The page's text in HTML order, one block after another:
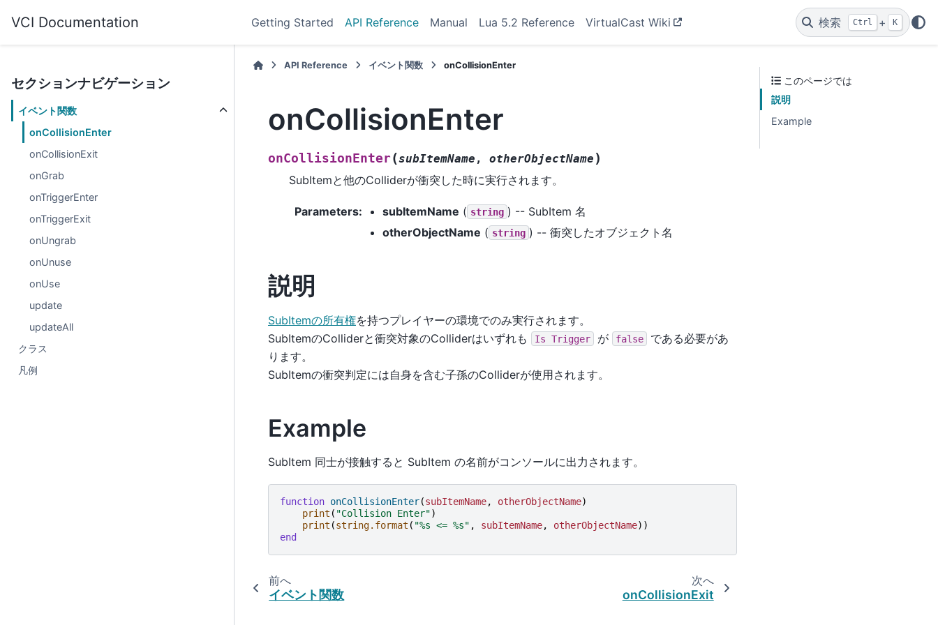
VCI Documentation Getting Started API Reference Manual Lua 5.2 Reference VirtualCast Wiki 検索 Ctrl + K
セクションナビゲーション
イベント関数
onCollisionEnter
onCollisionExit
onGrab
onTriggerEnter
onTriggerExit
onUngrab
onUnuse
onUse
update
updateAll
クラス
凡例
API Reference イベント関数 onCollisionEnter
onCollisionEnter
onCollisionEnter(subItemName , otherObjectName )
SubItemと他のColliderが衝突した時に実行されます。
Parameters: subItemName ( string ) -- SubItem 名
otherObjectName ( string ) -- 衝突したオブジェクト名
説明
SubItemの所有権を持つプレイヤーの環境でのみ実行されます。
SubItemのColliderと衝突対象のColliderはいずれも
Is Trigger が false
である必要があ
ります。
SubItemの衝突判定には自身を含む子孫のColliderが使用されます。
Example
SubItem 同士が接触すると SubItem の名前がコンソールに出力されます。
function onCollisionEnter(subItemName, otherObjectName)
print ( "Collision Enter")
print (string.format ( "%s <= %s" , subItemName, otherObjectName))
end
前へ
イベント関数
次へ
onCollisionExit
このページでは
説明
Example